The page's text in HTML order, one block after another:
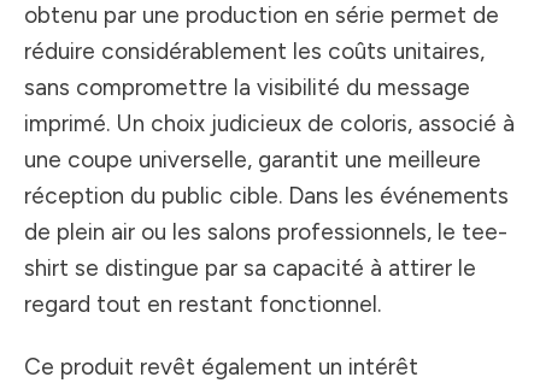
obtenu par une production en série permet de
réduire considérablement les coûts unitaires,
sans compromettre la visibilité du message
imprimé. Un choix judicieux de coloris, associé à
une coupe universelle, garantit une meilleure
réception du public cible. Dans les événements
de plein air ou les salons professionnels, le tee-
shirt se distingue par sa capacité à attirer le
regard tout en restant fonctionnel.
Ce produit revêt également un intérêt